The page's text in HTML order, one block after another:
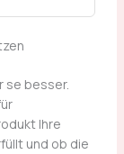
se besser.
Ihre
und ob die